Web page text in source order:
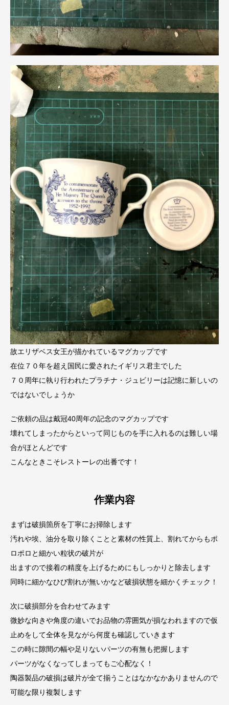
故エリザベス女王が描かれているマグカップです
在位７０年を超え国民に愛されたイギリス君主でした
７０周年に執り行われたプラチナ・ジュビリーは記憶に新しいの
ではないでしょうか
ご依頼の品は戴冠40周年の記念のマグカップです
壊れてしまったからといって同じものを手に入れるのは難しい場
合がほとんどです
こんなときこそレストーレの出番です！
作業内容
まずは破損箇所を丁寧にお掃除します
汚れや埃、油分を取り除くことと素材の性質上、割れてからもポ
ロポロと細かい粒状の破片が
出ますので接着の精度を上げるためにもしっかりと除去します
同時に細かなひび割れが無いかなど破損状態を細かくチェック！
次に破損部分を合わせてみます
微妙な向きや角度の違いでお品物の雰囲気が損なわれますので仮
止めをして全体を見ながら何度も確認していきます
この時に隙間の幅や足りないパーツの有無も把握します
パーツがなくなってしまってもご心配なく！
陶器製品の破損は破片が全て揃うことはなかなかありませんので
可能な限り複製します